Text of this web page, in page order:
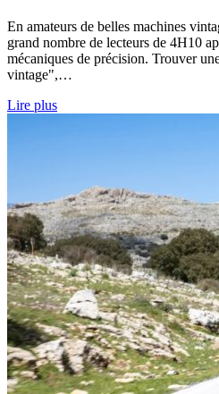
En amateurs de belles machines
grand nombre de lecteurs de 4H10
mécaniques de précision. Trouver
vintage",…
Lire plus